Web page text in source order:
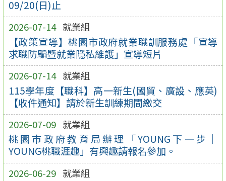
09/20(日)止
2026-07-14 就業組
【政策宣導】桃園市政府就業職訓服務處「宣導
求職防騙暨就業隱私維護」宣導短片
2026-07-14 就業組
115學年度【職科】高一新生(國貿、廣設、應英)
【收件通知】請於新生訓練期間繳交
2026-07-09 就業組
桃園市政府教育局辦理「YOUNG下一步｜
YOUNG桃職涯趣」有興趣請報名參加。
2026-06-29 就業組